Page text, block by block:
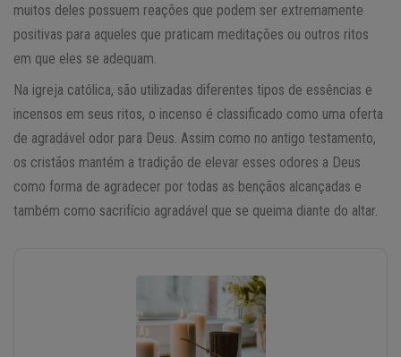
muitos deles possuem reações que podem ser extremamente
positivas para aqueles que praticam meditações ou outros ritos
em que eles se adequam.
Na igreja católica, são utilizadas diferentes tipos de essências e
incensos em seus ritos, o incenso é classificado como uma oferta
de agradável odor para Deus. Assim como no antigo testamento,
os cristãos mantém a tradição de elevar esses odores a Deus
como forma de agradecer por todas as bençãos alcançadas e
também como sacrifício agradável que se queima diante do altar.